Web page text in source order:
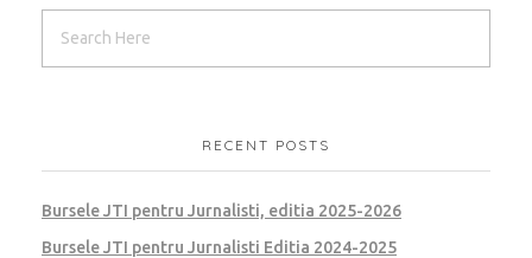
RECENT POSTS
Bursele JTI pentru Jurnalisti, editia 2025-2026
Bursele JTI pentru Jurnalisti Editia 2024-2025